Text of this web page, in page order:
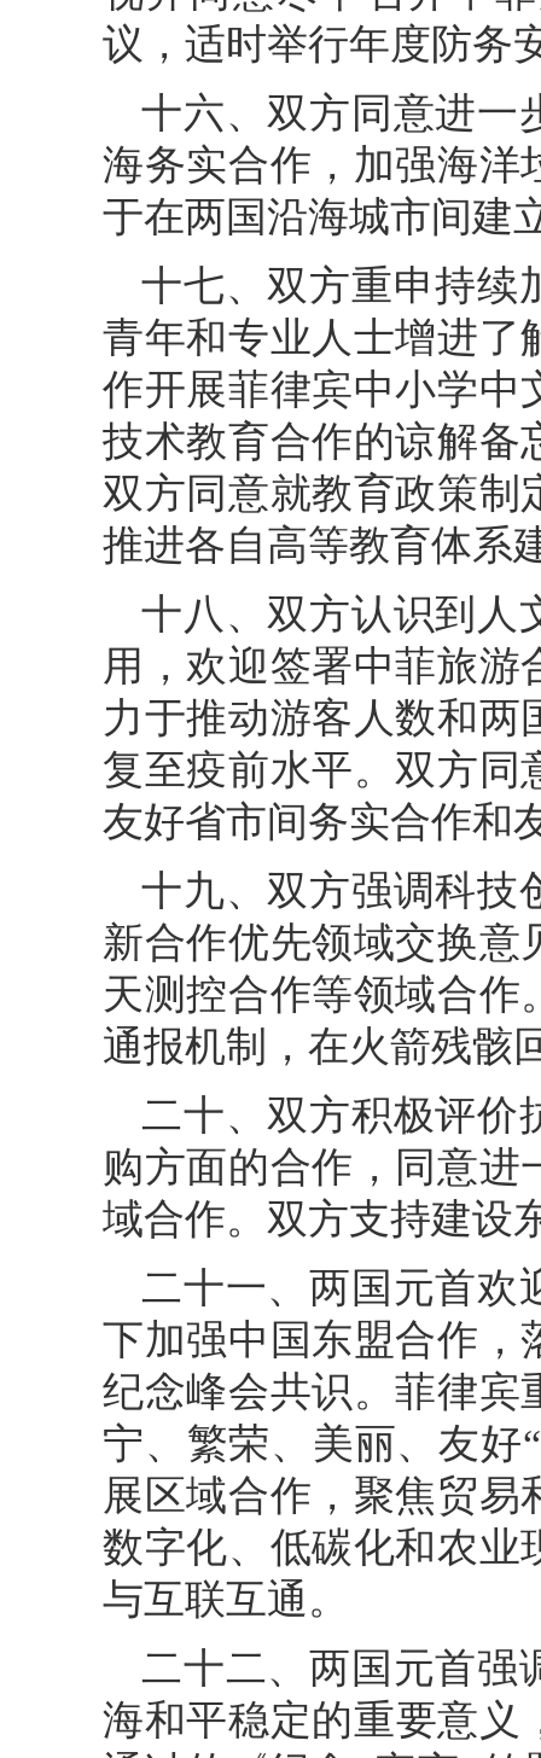
议，适时举行年度防务
十六、双方同意进一
海务实合作，加强海洋
于在两国沿海城市间建
十七、双方重申持续
青年和专业人士增进了
作开展菲律宾中小学中
技术教育合作的谅解备
双方同意就教育政策制
推进各自高等教育体系
十八、双方认识到人
用，欢迎签署中菲旅
力于推动游客人数和
复至疫前水平。双方同
友好省市间务实合作和
十九、双方强调科技
新合作优先领域交换意
天测控合作等领域合作
通报机制，在火箭残骸
二十、双方积极评价
购方面的合作，同意
域合作。双方支持建设
二十一、两国元首欢
下加强中国东盟合作，
纪念峰会共识。菲律宾
宁、繁荣、美丽、友好
展区域合作，聚焦贸
数字化、低碳化和农业
与互联互通。
二十二、两国元首强
海和平稳定的重要意义